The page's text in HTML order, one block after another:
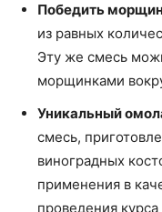
Победить
из равных
Эту же смесь
морщинками
Уникальный
смесь,
виноградных
применения в
проведения